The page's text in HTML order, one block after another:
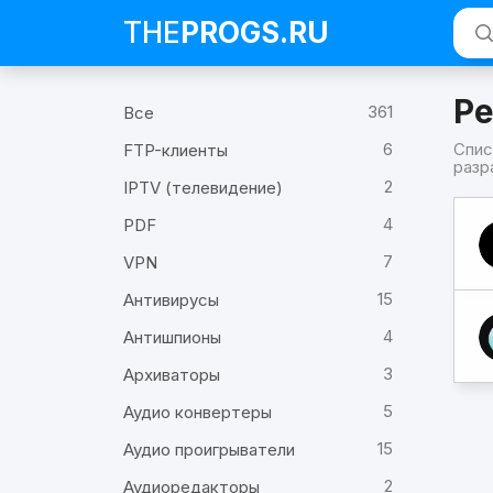
THEPROGS.RU
Все
361
FTP-клиенты
6
IPTV (телевидение)
2
PDF
4
VPN
7
Антивирусы
15
Антишпионы
4
Архиваторы
3
Аудио конвертеры
5
Аудио проигрыватели
15
Аудиоредакторы
2